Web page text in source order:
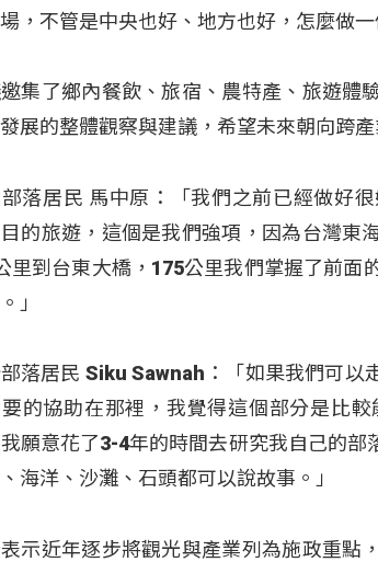
，不管是中央也好、地方也好，怎麼做
集了鄉內餐飲、旅宿、農特產、旅遊體
展的整體觀察與建議，希望未來朝向跨
落居民 馬中原：「我們之前已經做好
的旅遊，這個是我們強項，因為台灣東
里到台東大橋，175公里我們掌握了前面
」
落居民 Siku Sawnah：「如果我們可以
的協助在那裡，我覺得這個部分是比
願意花了3-4年的時間去研究我自己的
海洋、沙灘、石頭都可以說故事。」
示近年逐步將觀光與產業列為施政重點